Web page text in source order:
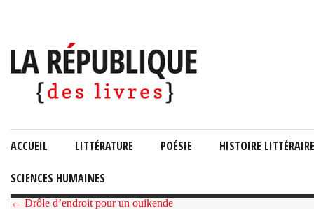
ACCUEIL LITTÉRATURE POÉSIE HISTOIRE LITTÉRAIRE
SCIENCES HUMAINES
← Drôle d’endroit pour un ouikende